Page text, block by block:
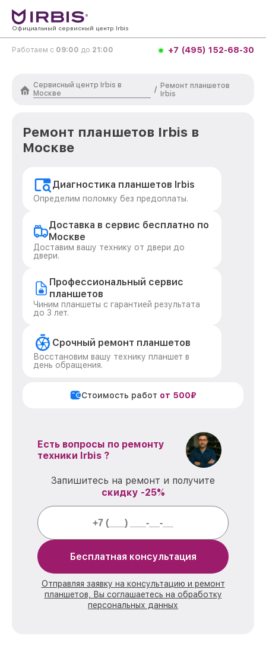
Официальный сервисный центр Irbis
Работаем с 09:00 до 21:00 +7 (495) 152-68-30
Сервисный центр Irbis в
Москве
/ Ремонт планшетов
Irbis
Ремонт планшетов Irbis в
Москве
Диагностика планшетов Irbis
Определим поломку без предоплаты.
Доставка в сервис бесплатно по
Москве
Доставим вашу технику от двери до
двери.
Профессиональный сервис
планшетов
Чиним планшеты с гарантией результата
до 3 лет.
Срочный ремонт планшетов
Восстановим вашу технику планшет в
день обращения.
Стоимость работ от 500₽
Есть вопросы по ремонту
техники Irbis ?
Запишитесь на ремонт и получите
скидку -25%
Бесплатная консультация
Отправляя заявку на консультацию и ремонт
планшетов, Вы соглашаетесь на обработку
персональных данных